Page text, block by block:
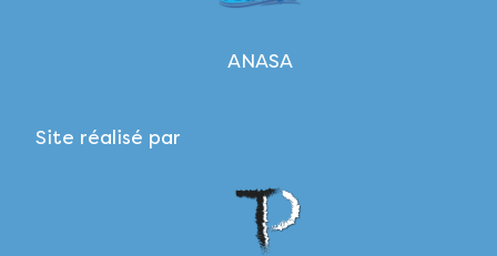
ANASA
Site réalisé par